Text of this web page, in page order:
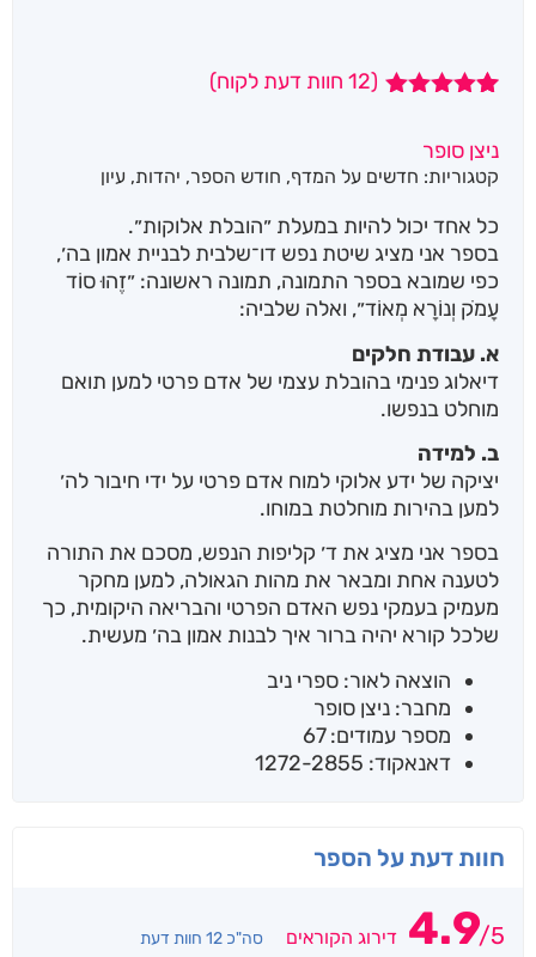
מבוסס על
דירוגים של
(
12 חוות דעת לקוח)
ניצן סופר
קטגוריות: חדשים על המדף, חודש הספר, יהדות, עיון
כל אחד יכול להיות במעלת ״הובלת אלוקות״.
בספר אני מציג שיטת נפש דו־שלבית לבניית אמון בה׳,
כפי שמובא בספר התמונה, תמונה ראשונה: ״זֶהוּ סוֹד
עָמֹק וְנוֹרָא מְאוֹד״, ואלה שלביה:
א. עבודת חלקים
דיאלוג פנימי בהובלת עצמי של אדם פרטי למען תואם
מוחלט בנפשו.
ב. למידה
יציקה של ידע אלוקי למוח אדם פרטי על ידי חיבור לה׳
למען בהירות מוחלטת במוחו.
בספר אני מציג את ד׳ קליפות הנפש, מסכם את התורה
לטענה אחת ומבאר את מהות הגאולה, למען מחקר
מעמיק בעמקי נפש האדם הפרטי והבריאה היקומית, כך
שלכל קורא יהיה ברור איך לבנות אמון בה׳ מעשית.
הוצאה לאור: ספרי ניב
מחבר: ניצן סופר
מספר עמודים: 67
דאנאקוד: 1272-2855
חוות דעת על הספר
4.9/5 דירוג הקוראים סה"כ 12 חוות דעת